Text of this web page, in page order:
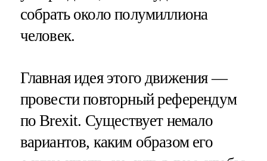
собрать около полумиллиона
человек.
Главная идея этого движения —
провести повторный референдум
по Brexit. Существует немало
вариантов, каким образом его